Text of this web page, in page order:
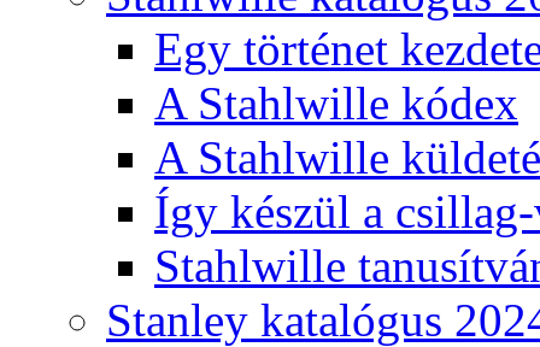
Egy történet
A Stahlwille kódex
A Stahlwille
Így készül a
Stahlwille
Stanley katalógus